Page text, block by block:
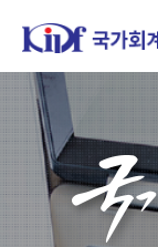
홈페이지가
한국조세